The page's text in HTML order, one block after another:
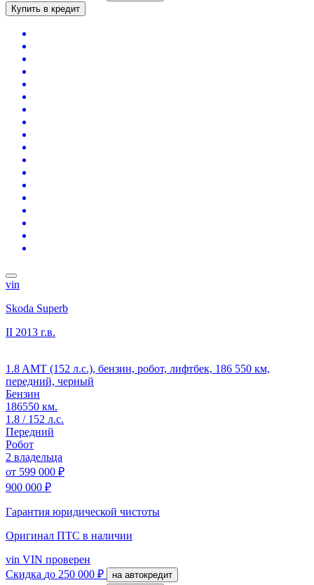
Купить в кредит
vin
Skoda Superb
II 2013 г.в.
1.8 AMT (152 л.с.), бензин, робот, лифтбек, 186 550 км,
передний, черный
Бензин
186550 км.
1.8 / 152 л.с.
Передний
Робот
2 владельца
от 599 000 ₽
900 000 ₽
Гарантия юридической чистоты
Оригинал ПТС в наличии
vin VIN проверен
Скидка до 250 000 ₽ на автокредит